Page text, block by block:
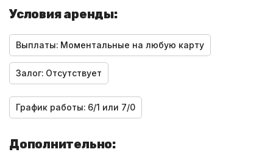
Условия аренды:
Выплаты: Моментальные на любую карту
Залог: Отсутствует
График работы: 6/1 или 7/0
Дополнительно: